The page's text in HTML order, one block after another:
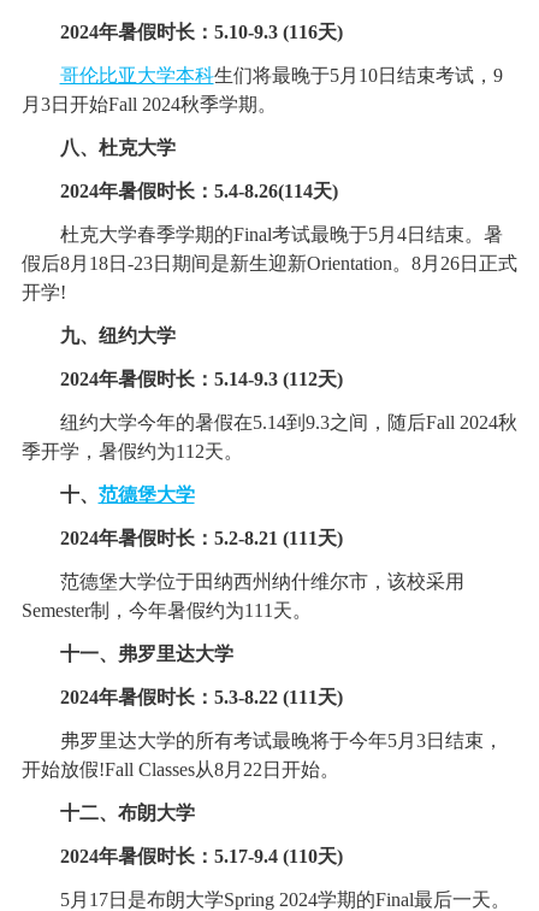
2024年暑假时长：5.10-9.3 (116天)
哥伦比亚大学本科生们将最晚于5月10日结束考试，9
月3日开始Fall 2024秋季学期。
八、杜克大学
2024年暑假时长：5.4-8.26(114天)
杜克大学春季学期的Final考试最晚于5月4日结束。暑
假后8月18日-23日期间是新生迎新Orientation。8月26日正式
开学!
九、纽约大学
2024年暑假时长：5.14-9.3 (112天)
纽约大学今年的暑假在5.14到9.3之间，随后Fall 2024秋
季开学，暑假约为112天。
十、 范德堡大学
2024年暑假时长：5.2-8.21 (111天)
范德堡大学位于田纳西州纳什维尔市，该校采用
Semester制，今年暑假约为111天。
十一、弗罗里达大学
2024年暑假时长：5.3-8.22 (111天)
弗罗里达大学的所有考试最晚将于今年5月3日结束，
开始放假!Fall Classes从8月22日开始。
十二、布朗大学
2024年暑假时长：5.17-9.4 (110天)
5月17日是布朗大学Spring 2024学期的Final最后一天。